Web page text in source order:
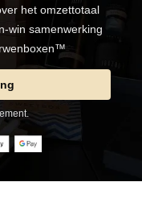
het omzettotaal
win samenwerking